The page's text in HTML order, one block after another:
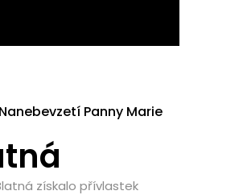
Panny Marie
získalo přívlastek